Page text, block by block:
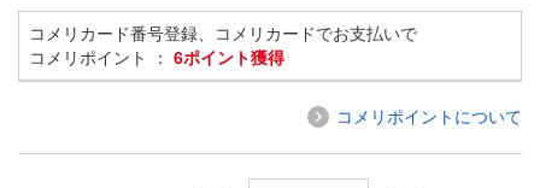
コメリカード番号登録、コメリカードでお支払いで
コメリポイント ： 6ポイント獲得
コメリポイントについて